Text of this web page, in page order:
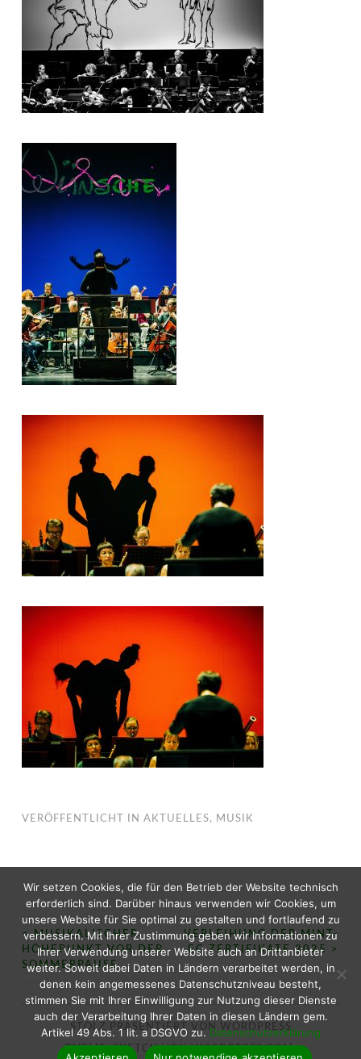
VERÖFFENTLICHT IN AKTUELLES, MUSIK
BEITRAGS-
NAVIGATION
<MUSIKALISCHER
HÖHEPUNKT VOR DER
SOMMERPAUSE
VERLEIHUNG DER MINT-
EC ZERTIFIKATE 2025 >
STOLZ PRÄSENTIERT VON WORDPRESS
THEME: SKETCH VONWORDPRESS.COM.
Wir setzen Cookies, die für den Betrieb der Website technisch
erforderlich sind. Darüber hinaus verwenden wir Cookies, um
unsere Website für Sie optimal zu gestalten und fortlaufend zu
verbessern. Mit Ihrer Zustimmung geben wir Informationen zu
Ihrer Verwendung unserer Website auch an Drittanbieter
weiter. Soweit dabei Daten in Ländern verarbeitet werden, in
denen kein angemessenes Datenschutzniveau besteht,
stimmen Sie mit Ihrer Einwilligung zur Nutzung dieser Dienste
auch der Verarbeitung Ihrer Daten in diesen Ländern gem.
Artikel 49 Abs. 1 lit. a DSGVO zu. Datenschutzerklärung